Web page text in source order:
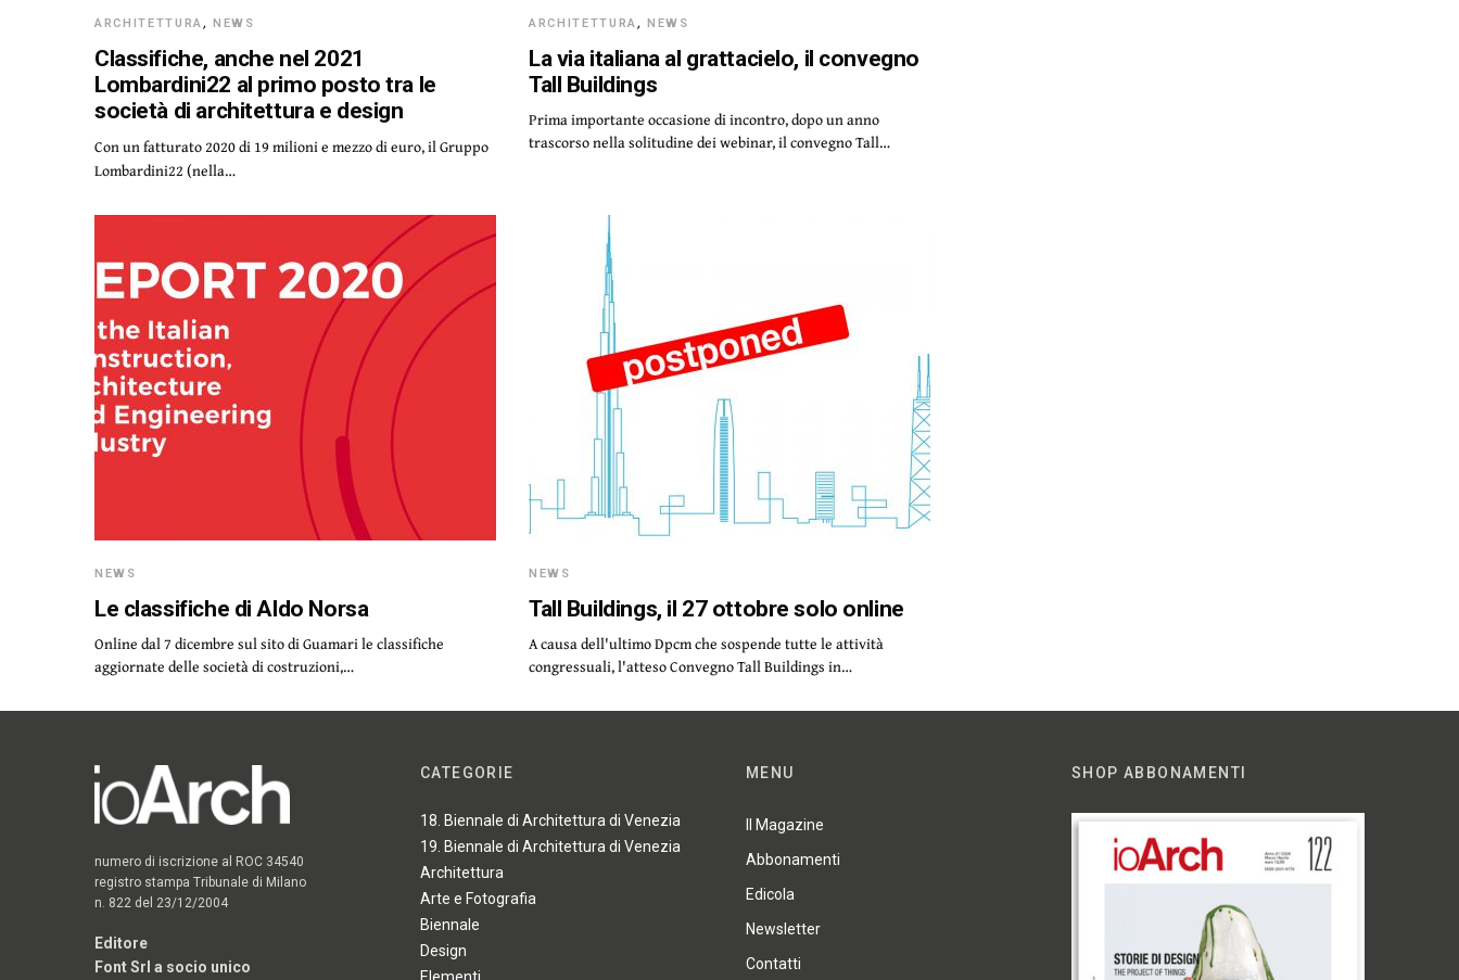
ARCHITETTURA,NEWS
Classifiche, anche nel 2021
Lombardini22 al primo posto tra le
società di architettura e design
Con un fatturato 2020 di 19 milioni e mezzo di euro, il Gruppo
Lombardini22 (nella…
ARCHITETTURA,NEWS
La via italiana al grattacielo, il convegno
Tall Buildings
Prima importante occasione di incontro, dopo un anno
trascorso nella solitudine dei webinar, il convegno Tall…
NEWS
Le classifiche di Aldo Norsa
Online dal 7 dicembre sul sito di Guamari le classifiche
aggiornate delle società di costruzioni,…
NEWS
Tall Buildings, il 27 ottobre solo online
A causa dell'ultimo Dpcm che sospende tutte le attività
congressuali, l'atteso Convegno Tall Buildings in…
numero di iscrizione al ROC 34540
registro stampa Tribunale di Milano
n. 822 del 23/12/2004
Editore
Font Srl a socio unico
CATEGORIE
18. Biennale di Architettura di Venezia
19. Biennale di Architettura di Venezia
Architettura
Arte e Fotografia
Biennale
Design
MENU
Il Magazine
Abbonamenti
Edicola
Newsletter
Contatti
SHOP ABBONAMENTI